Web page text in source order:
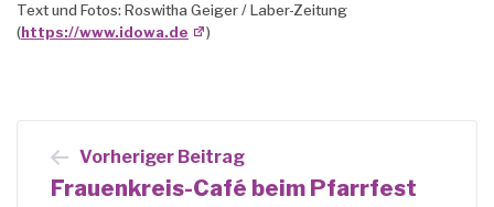
Text und Fotos: Roswitha Geiger / Laber-Zeitung
(https://www.idowa.de )
Navigation
Vorheriger Beitrag
Frauenkreis-Café beim Pfarrfest